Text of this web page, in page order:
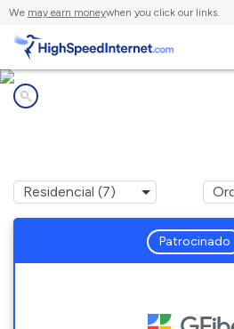
We may earn moneywhen you click our links.
Patrocinado